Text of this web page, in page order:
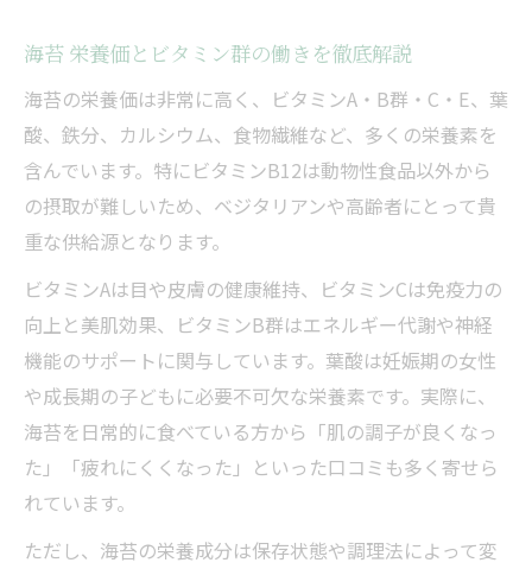
海苔 栄養価とビタミン群の働きを徹底解説
海苔の栄養価は非常に高く、ビタミンA・B群・C・E、葉
酸、鉄分、カルシウム、食物繊維など、多くの栄養素を
含んでいます。特にビタミンB12は動物性食品以外から
の摂取が難しいため、ベジタリアンや高齢者にとって貴
重な供給源となります。
ビタミンAは目や皮膚の健康維持、ビタミンCは免疫力の
向上と美肌効果、ビタミンB群はエネルギー代謝や神経
機能のサポートに関与しています。葉酸は妊娠期の女性
や成長期の子どもに必要不可欠な栄養素です。実際に、
海苔を日常的に食べている方から「肌の調子が良くなっ
た」「疲れにくくなった」といった口コミも多く寄せら
れています。
ただし、海苔の栄養成分は保存状態や調理法によって変